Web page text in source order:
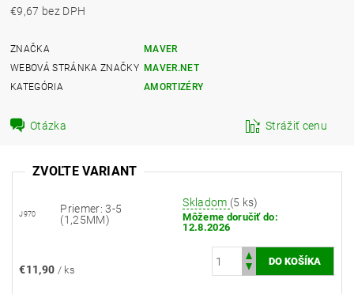
€9,67 bez DPH
ZNAČKA
MAVER
WEBOVÁ STRÁNKA ZNAČKY MAVER.NET
KATEGÓRIA
AMORTIZÉRY
Otázka Strážiť cenu
ZVOĽTE VARIANT
J970
Priemer: 3-5
(1,25MM)
Skladom (5 ks)
Môžeme doručiť do:
12.8.2026
€11,90 / ks